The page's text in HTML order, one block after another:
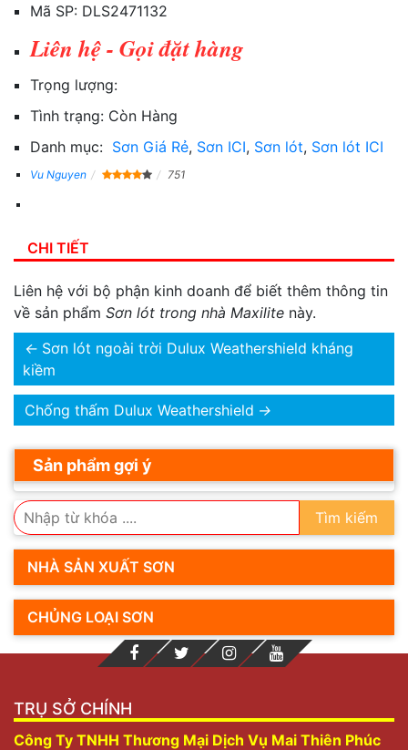
Mã SP: DLS2471132
Liên hệ - Gọi đặt hàng
Trọng lượng:
Tình trạng: Còn Hàng
Danh mục: Sơn Giá Rẻ, Sơn ICI, Sơn lót, Sơn lót ICI
Vu Nguyen 751
CHI TIẾT
Liên hệ với bộ phận kinh doanh để biết thêm thông tin
về sản phẩm Sơn lót trong nhà Maxilite này.
← Sơn lót ngoài trời Dulux Weathershield kháng
kiềm
Chống thấm Dulux Weathershield →
Sản phẩm gợi ý
Tìm kiếm
NHÀ SẢN XUẤT SƠN
CHỦNG LOẠI SƠN
TRỤ SỞ CHÍNH
Công Ty TNHH Thương Mại Dịch Vụ Mai Thiên Phúc